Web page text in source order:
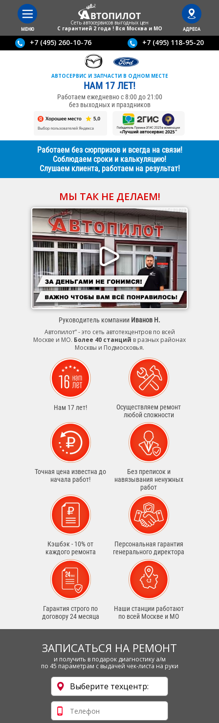
МЕНЮ
Сеть автосервисов выгодныx цен
С гарантией 2 года ! Вся Москва и МО
АДРЕСА
+7 (495) 260-10-76 +7 (495) 118-95-20
АВТОСЕРВИС И ЗАПЧАСТИ В ОДНОМ МЕСТЕ
НАМ 17 ЛЕТ!
Работаем ежедневно с 8:00 до 21:00
без выходных и праздников
Работаем без сюрпризов и всегда на связи!
Соблюдаем сроки и калькуляцию!
Слушаем клиента, работаем на результат!
МЫ ТАК НЕ ДЕЛАЕМ!
Руководитель компании Иванов Н.
Автопилот” - это сеть автотехцентров по всей
Москве и МО. Более 40 станций в разных районах
Москвы и Подмосковья.
Нам 17 лет!
Осуществляем ремонт
любой сложности
Точная цена известна до
начала работ!
Без преписок и
навязывания ненужных
работ
Кэшбэк - 10% от
каждого ремонта
Персональная гарантия
генерального директора
Гарантия строго по
договору 24 месяца
Наши станции работают
по всей Москве и МО
ЗАПИСАТЬСЯ НА РЕМОНТ
и получить в подарок диагностику а/м
по 45 параметрам с выдачей чек-листа на руки